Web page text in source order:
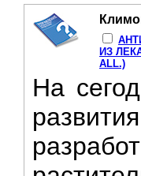
ИЗ
ALL.)
Ha